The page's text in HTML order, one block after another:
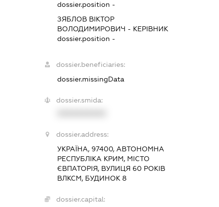
dossier.position -
ЗЯБЛОВ ВІКТОР
ВОЛОДИМИРОВИЧ - КЕРІВНИК
dossier.position -
dossier.beneficiaries:
dossier.missingData
dossier.smida:
dossier.address:
УКРАЇНА, 97400, АВТОНОМНА
РЕСПУБЛІКА КРИМ, МІСТО
ЄВПАТОРІЯ, ВУЛИЦЯ 60 РОКІВ
ВЛКСМ, БУДИНОК 8
dossier.capital: